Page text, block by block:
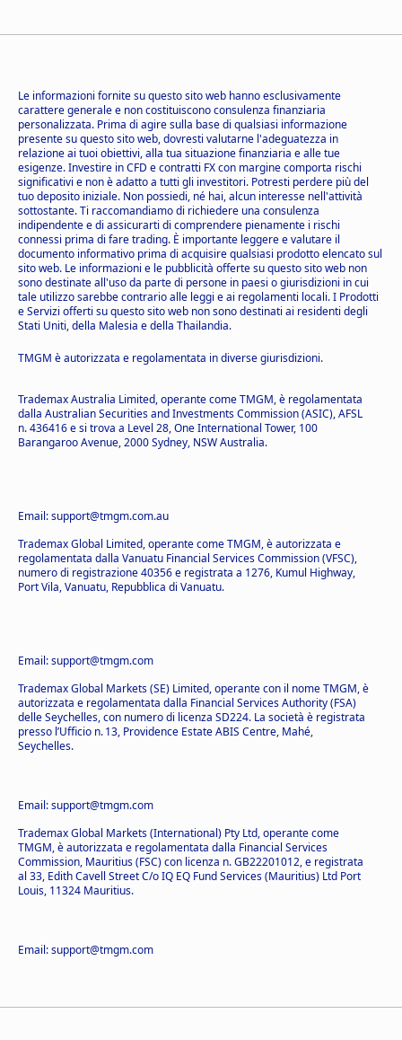
Le informazioni fornite su questo sito web hanno esclusivamente
carattere generale e non costituiscono consulenza finanziaria
personalizzata. Prima di agire sulla base di qualsiasi informazione
presente su questo sito web, dovresti valutarne l'adeguatezza in
relazione ai tuoi obiettivi, alla tua situazione finanziaria e alle tue
esigenze. Investire in CFD e contratti FX con margine comporta rischi
significativi e non è adatto a tutti gli investitori. Potresti perdere più del
tuo deposito iniziale. Non possiedi, né hai, alcun interesse nell'attività
sottostante. Ti raccomandiamo di richiedere una consulenza
indipendente e di assicurarti di comprendere pienamente i rischi
connessi prima di fare trading. È importante leggere e valutare il
documento informativo prima di acquisire qualsiasi prodotto elencato sul
sito web. Le informazioni e le pubblicità offerte su questo sito web non
sono destinate all'uso da parte di persone in paesi o giurisdizioni in cui
tale utilizzo sarebbe contrario alle leggi e ai regolamenti locali. I Prodotti
e Servizi offerti su questo sito web non sono destinati ai residenti degli
Stati Uniti, della Malesia e della Thailandia.
TMGM è autorizzata e regolamentata in diverse giurisdizioni.
Trademax Australia Limited, operante come TMGM, è regolamentata
dalla Australian Securities and Investments Commission (ASIC), AFSL
n. 436416 e si trova a Level 28, One International Tower, 100
Barangaroo Avenue, 2000 Sydney, NSW Australia.
Email: support@tmgm.com.au
Trademax Global Limited, operante come TMGM, è autorizzata e
regolamentata dalla Vanuatu Financial Services Commission (VFSC),
numero di registrazione 40356 e registrata a 1276, Kumul Highway,
Port Vila, Vanuatu, Repubblica di Vanuatu.
Email: support@tmgm.com
Trademax Global Markets (SE) Limited, operante con il nome TMGM, è
autorizzata e regolamentata dalla Financial Services Authority (FSA)
delle Seychelles, con numero di licenza SD224. La società è registrata
presso l’Ufficio n. 13, Providence Estate ABIS Centre, Mahé,
Seychelles.
Email: support@tmgm.com
Trademax Global Markets (International) Pty Ltd, operante come
TMGM, è autorizzata e regolamentata dalla Financial Services
Commission, Mauritius (FSC) con licenza n. GB22201012, e registrata
al 33, Edith Cavell Street C/o IQ EQ Fund Services (Mauritius) Ltd Port
Louis, 11324 Mauritius.
Email: support@tmgm.com